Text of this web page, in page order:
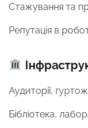
Стажування та
Репутація в
Аудиторії,
Бібліотека,